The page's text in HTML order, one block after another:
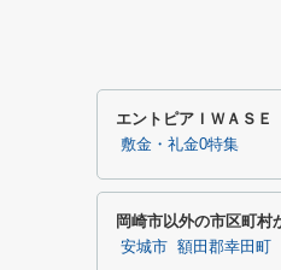
エントピアＩＷＡＳ
敷金・礼金0特集
岡崎市以外の市区町村
安城市 額田郡幸田町